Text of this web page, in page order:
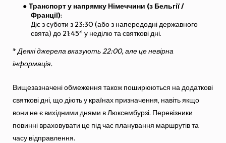
Транспорт у напрямку Німеччини (з Бельгії /
Франції):
Діє з суботи з 23:30 (або з напередодні державного
свята) до 21:45* у неділю та святкові дні.
*Деякі джерела вказують 22:00, але це невірна
інформація.
Вищезазначені обмеження також поширюються на додаткові
святкові дні, що діють у країнах призначення, навіть якщо
вони не є вихідними днями в Люксембурзі. Перевізники
повинні враховувати це під час планування маршрутів та
часу відправлення.